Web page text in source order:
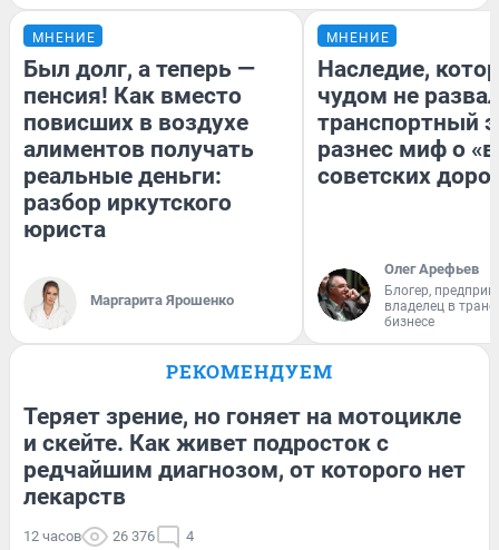
МНЕНИЕ
Был долг, а теперь —
пенсия! Как вместо
повисших в воздухе
алиментов получать
реальные деньги:
разбор иркутского
юриста
Маргарита Ярошенко
МНЕНИЕ
Наследие,
чудом не
транспортный
разнес миф о
советских
Олег Арефьев
Блогер,
владелец в
бизнесе
РЕКОМЕНДУЕМ
Теряет зрение, но гоняет на мотоцикле
и скейте. Как живет подросток с
редчайшим диагнозом, от которого нет
лекарств
12 часов 26 376 4